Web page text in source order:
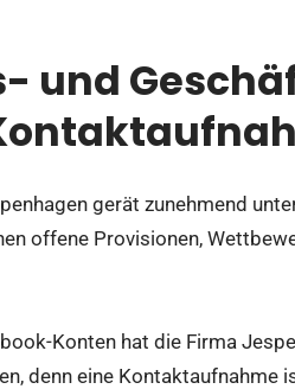
und
gerät zunehmend
offene Provisionen,
Konten hat die Firma
denn eine Kontaktaufnahme